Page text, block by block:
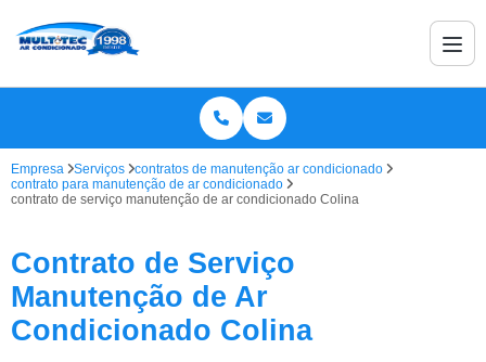
Empresa Serviços
contratos de manutenção ar condicionado
contrato para manutenção de ar condicionado
contrato de serviço manutenção de ar condicionado Colina
Contrato de Serviço
Manutenção de Ar
Condicionado Colina